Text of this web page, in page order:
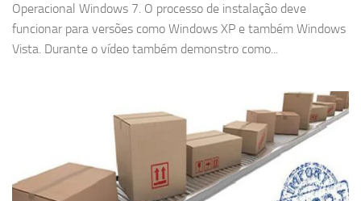
Operacional Windows 7. O processo de instalação deve
funcionar para versões como Windows XP e também Windows
Vista. Durante o vídeo também demonstro como...